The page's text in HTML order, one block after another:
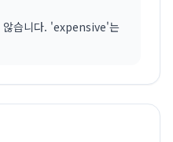
습니다. 'expensive'는